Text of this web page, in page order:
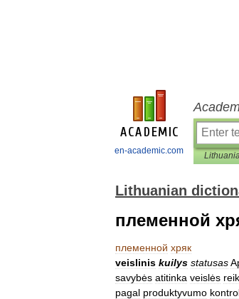
en-academic.com
Lithuanian
племенной
племенной хряк
veislinis kuilys statusas
savybės atitinka veislės
pagal produktyvumo